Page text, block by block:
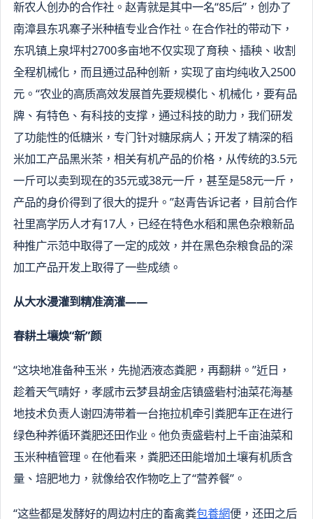
新农人创办的合作社。赵青就是其中一名“85后”，创办了
南漳县东巩寨子米种植专业合作社。在合作社的带动下，
东巩镇上泉坪村2700多亩地不仅实现了育秧、插秧、收割
全程机械化，而且通过品种创新，实现了亩均纯收入2500
元。“农业的高质高效发展首先要规模化、机械化，要有品
牌、有特色、有科技的支撑，通过科技的助力，我们研发
了功能性的低糖米，专门针对糖尿病人；开发了精深的稻
米加工产品黑米茶，相关有机产品的价格，从传统的3.5元
一斤可以卖到现在的35元或38元一斤，甚至是58元一斤，
产品的身价得到了很大的提升。”赵青告诉记者，目前合作
社里高学历人才有17人，已经在特色水稻和黑色杂粮新品
种推广示范中取得了一定的成效，并在黑色杂粮食品的深
加工产品开发上取得了一些成绩。
从大水漫灌到精准滴灌——
春耕土壤焕“新”颜
“这块地准备种玉米，先抛洒液态粪肥，再翻耕。”近日，
趁着天气晴好，孝感市云梦县胡金店镇盛砦村油菜花海基
地技术负责人谢四涛带着一台拖拉机牵引粪肥车正在进行
绿色种养循环粪肥还田作业。他负责盛砦村上千亩油菜和
玉米种植管理。在他看来，粪肥还田能增加土壤有机质含
量、培肥地力，就像给农作物吃上了“营养餐”。
“这些都是发酵好的周边村庄的畜禽粪包養網便，还田之后